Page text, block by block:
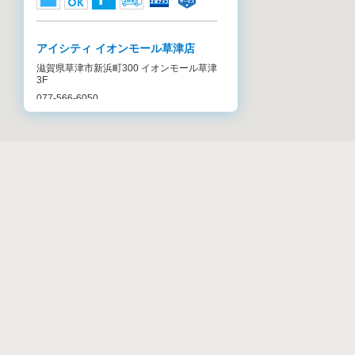
アイシティ イオンモール草津店
滋賀県草津市新浜町300 イオンモール草津
3F
077-566-6050